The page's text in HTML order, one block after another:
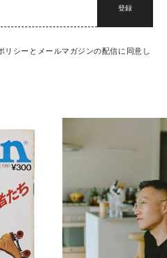
登録
リシーとメールマガジンの配信に同意し